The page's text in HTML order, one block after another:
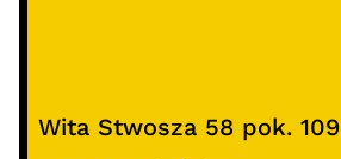
Wita Stwosza 58 pok. 109